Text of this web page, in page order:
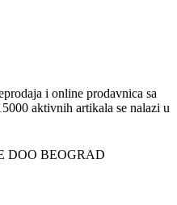
i online prodavnica sa
aktivnih artikala se nalazi u
DOO BEOGRAD